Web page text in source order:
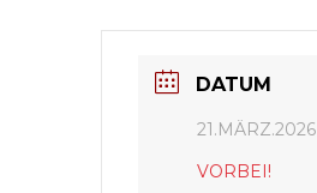
DATUM
21.MÄRZ.2026
VORBEI!